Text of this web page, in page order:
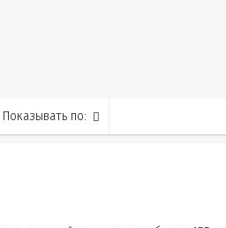
Показывать по: